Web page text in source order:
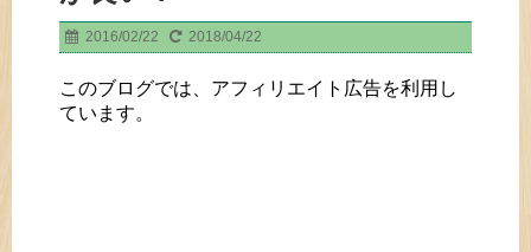
2016/02/22 2018/04/22
このブログでは、アフィリエイト広告を利用し
ています。